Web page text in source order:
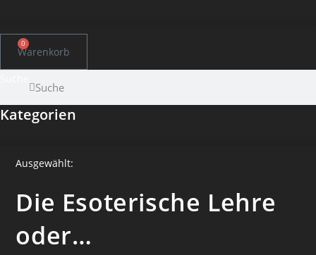
0
Warenkorb
Suche
Kategorien
Ausgewählt:
Die Esoterische Lehre
oder…